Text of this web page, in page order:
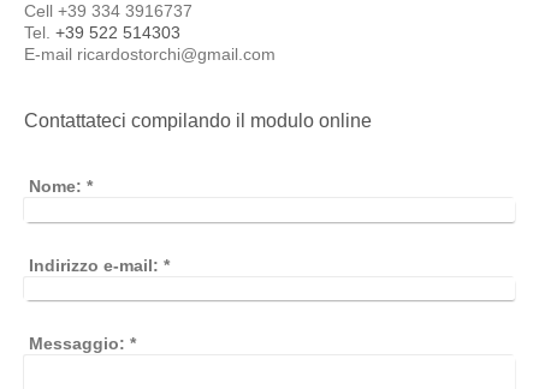
Cell +39 334 3916737
Tel. +39 522 514303
E-mail ricardostorchi@gmail.com
Contattateci compilando il modulo online
Nome: *
Indirizzo e-mail: *
Messaggio: *